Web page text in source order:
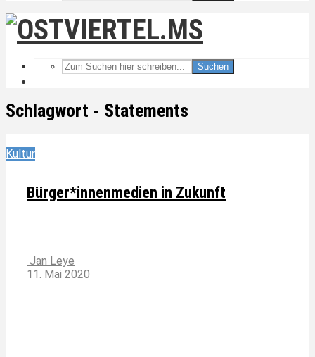
Suchen
Schlagwort - Statements
Kultur
Bürger*innenmedien in Zukunft
Jan Leye
11. Mai 2020